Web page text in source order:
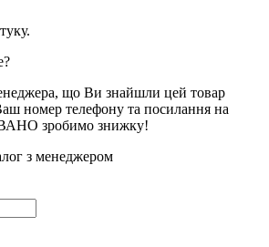
що Ви знайшли цей товар
номер телефону та посилання на
зробимо знижку!
з менеджером